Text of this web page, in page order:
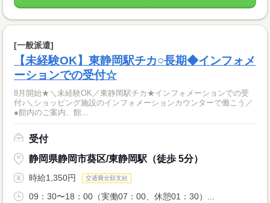
[一般派遣]
【未経験OK】東静岡駅チカ○長期◆インフォメ
ーションでの受付☆
8月開始★＼未経験OK／東静岡駅チカ★インフォメーションでの受
付♪＼ショッピング施設のインフォメーションカウンターで働こう／
●館内のご案内、館...
受付
静岡県静岡市葵区/東静岡駅（徒歩 5分）
時給1,350円 交通費全額支給
09：30〜18：00（実働07：00、休憩01：30）...